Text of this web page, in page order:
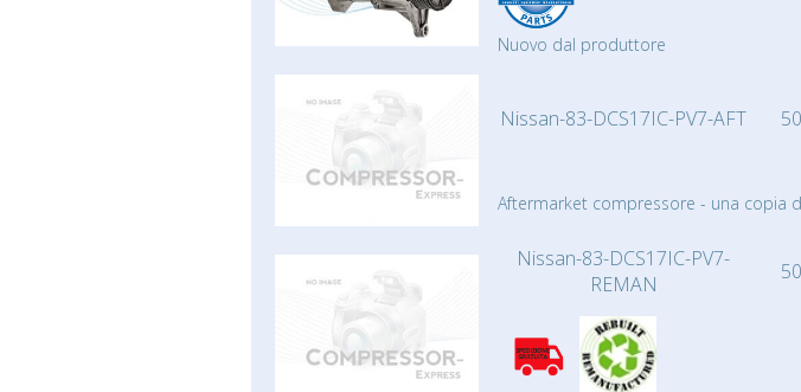
Nuovo dal produttore
Nissan-83-DCS17IC-PV7-AFT
Aftermarket compressore - una copia
Nissan-83-DCS17IC-PV7-
REMAN